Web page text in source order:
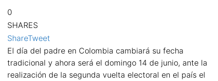
0
SHARES
ShareTweet
El día del padre en Colombia cambiará su fecha
tradicional y ahora será el domingo 14 de junio, ante la
realización de la segunda vuelta electoral en el país el